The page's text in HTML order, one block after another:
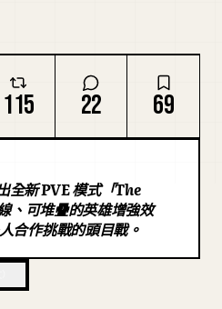
115 22 69
全新 PVE 模式「The
、可堆疊的英雄增強效
合作挑戰的頭目戰。